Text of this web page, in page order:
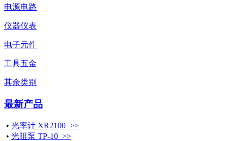
电源电路
仪器仪表
电子元件
工具五金
其余类别
最新产品
• 光率计 XR2100 >>
• 光阻泵 TP-10 >>